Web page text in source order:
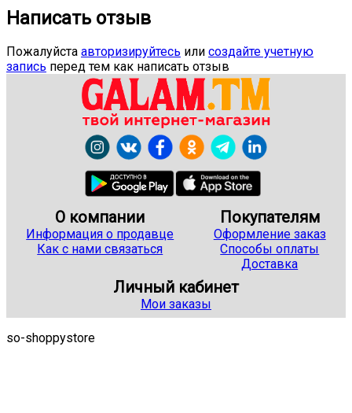
Написать отзыв
Пожалуйста авторизируйтесь или создайте учетную
запись перед тем как написать отзыв
О компании
Информация о продавце
Как с нами связаться
Покупателям
Оформление заказ
Способы оплаты
Доставка
Личный кабинет
Мои заказы
so-shoppystore